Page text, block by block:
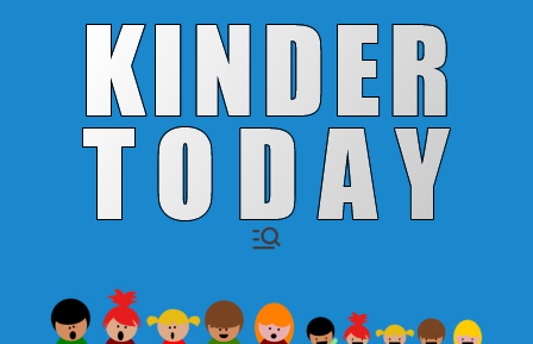
Einrichtung
für Kinder
Just another WordPress site